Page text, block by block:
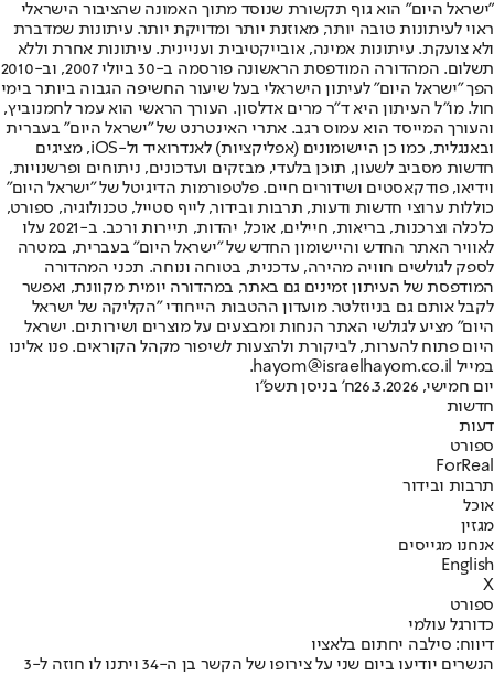
"ישראל היום" הוא גוף תקשורת שנוסד מתוך האמונה שהציבור הישראלי
ראוי לעיתונות טובה יותר, מאוזנת יותר ומדויקת יותר. עיתונות שמדברת
ולא צועקת. עיתונות אמינה, אובייקטיבית ועניינית. עיתונות אחרת וללא
תשלום. המהדורה המודפסת הראשונה פורסמה ב-30 ביולי 2007, וב-2010
הפך "ישראל היום" לעיתון הישראלי בעל שיעור החשיפה הגבוה ביותר בימי
חול. מו"ל העיתון היא ד"ר מרים אדלסון. העורך הראשי הוא עמר לחמנוביץ,
והעורך המייסד הוא עמוס רגב. אתרי האינטרנט של "ישראל היום" בעברית
ובאנגלית, כמו כן היישומונים (אפליקציות) לאנדרואיד ול-iOS, מציגים
חדשות מסביב לשעון, תוכן בלעדי, מבזקים ועדכונים, ניתוחים ופרשנויות,
וידיאו, פודקאסטים ושידורים חיים. פלטפורמות הדיגיטל של "ישראל היום"
כוללות ערוצי חדשות ודעות, תרבות ובידור, לייף סטייל, טכנולוגיה, ספורט,
כלכלה וצרכנות, בריאות, חיילים, אוכל, יהדות, תיירות ורכב. ב-2021 עלו
לאוויר האתר החדש והיישומון החדש של "ישראל היום" בעברית, במטרה
לספק לגולשים חוויה מהירה, עדכנית, בטוחה ונוחה. תכני המהדורה
המודפסת של העיתון זמינים גם באתר, במהדורה יומית מקוונת, ואפשר
לקבל אותם גם בניוזלטר. מועדון ההטבות הייחודי "הקליקה של ישראל
היום" מציע לגולשי האתר הנחות ומבצעים על מוצרים ושירותים. ישראל
היום פתוח להערות, לביקורת ולהצעות לשיפור מקהל הקוראים. פנו אלינו
במייל hayom@israelhayom.co.il.
יום חמישי, 26.3.2026
ח' בניסן תשפ"ו
חדשות
דעות
ספורט
ForReal
תרבות ובידור
אוכל
מגזין
אנחנו מגייסים
English
X
ספורט
כדורגל עולמי
דיווח: סילבה יחתום בלאציו
הנשרים יודיעו ביום שני על צירופו של הקשר בן ה-34 ויתנו לו חוזה ל-3